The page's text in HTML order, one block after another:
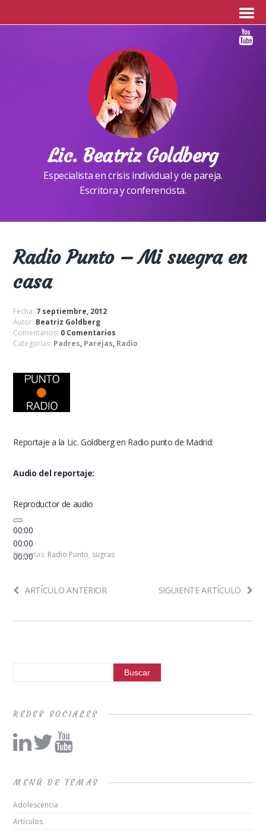
Lic. Beatriz Goldberg
Especialista en crisis individual y de pareja.
Escritora y conferencista.
Radio Punto – Mi suegra en
casa
Fecha: 7 septiembre, 2012
Autor: Beatriz Goldberg
Comentarios: 0 Comentarios
Categorías: Padres, Parejas, Radio
Reportaje a la Lic. Goldberg en Radio punto de Madrid:
Audio del reportaje:
Reproductor de audio
00:00
00:00
00:00
Etiquetas: Radio Punto, sugras
ARTÍCULO ANTERIOR SIGUIENTE ARTÍCULO
REDES SOCIALES
MENÚ DE TEMAS
Adolescencia
Artículos